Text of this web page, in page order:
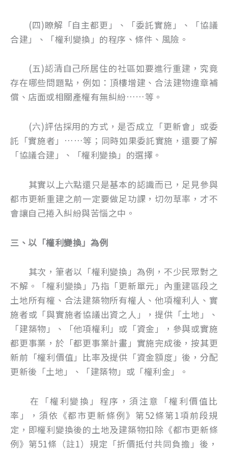
(四)瞭解「自主都更」、「委託實施」、「協議
合建」、「權利變換」的程序、條件、風險。
(五)認清自己所居住的社區如要進行重建，究竟
存在哪些問題點，例如：頂樓增建、合法建物違章補
償、店面或相關產權有無糾紛……等。
(六)評估採用的方式，是否成立「更新會」或委
託「實施者」……等；同時如果委託實施，還要了解
「協議合建」、「權利變換」的選擇。
其實以上六點還只是基本的認識而已，足見參與
都市更新重建之前一定要做足功課，切勿草率，才不
會讓自己捲入糾紛與苦惱之中。
三、以「權利變換」為例
其次，筆者以「權利變換」為例，不少民眾對之
不解。「權利變換」乃指「更新單元」內重建區段之
土地所有權、合法建築物所有權人、他項權利人、實
施者或「與實施者協議出資之人」，提供「土地」、
「建築物」、「他項權利」或「資金」，參與或實施
都更事業，於「都更事業計畫」實施完成後，按其更
新前「權利價值」比率及提供「資金額度」後，分配
更新後「土地」、「建築物」或「權利金」。
在「權利變換」程序，須注意「權利價值比
率」，須依《都市更新條例》第52條第1項前段規
定，即權利變換後的土地及建築物扣除《都市更新條
例》第51條（註1）規定「折價抵付共同負擔」後，